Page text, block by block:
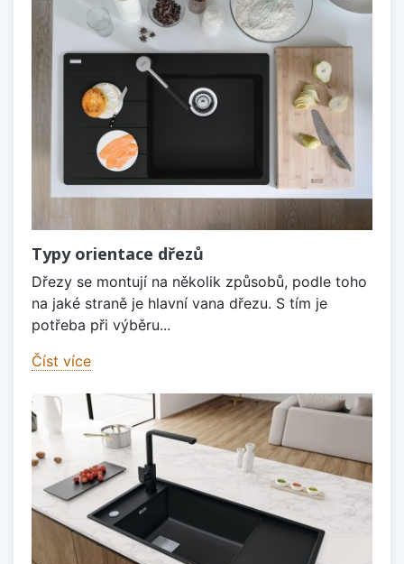
Typy orientace dřezů
Dřezy se montují na několik způsobů, podle toho
na jaké straně je hlavní vana dřezu. S tím je
potřeba při výběru...
Číst více